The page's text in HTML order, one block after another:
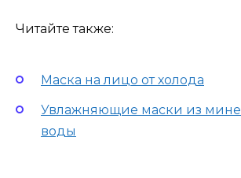
Читайте также:
Маска на лицо от холода
Увлажняющие маски из
воды